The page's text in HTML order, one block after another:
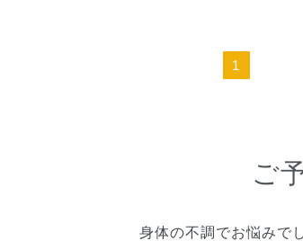
1
ご
身体の不調でお悩みで